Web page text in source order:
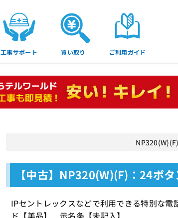
工事サポート 買い取り ご利用ガイド
【中古】NP320(W)(F)：24ボ
IPセントレックスなどで利用できる特別な
ド【美品】 示名条【未記入】